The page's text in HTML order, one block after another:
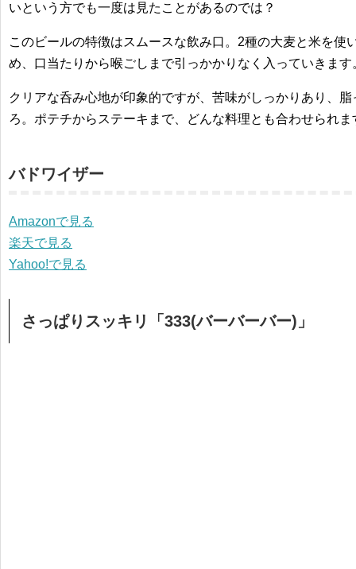
いという方でも一度は見たことがあるのでは？
このビールの特徴はスムースな飲み口。2種の大麦と米を使
め、口当たりから喉ごしまで引っかかりなく入っていきます
クリアな呑み心地が印象的ですが、苦味がしっかりあり、
ろ。ポテチからステーキまで、どんな料理とも合わせられま
バドワイザー
Amazonで見る
楽天で見る
Yahoo!で見る
さっぱりスッキリ「333(バーバーバー)」